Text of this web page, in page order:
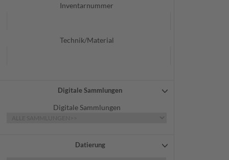
Inventarnummer
Technik/Material
Digitale Sammlungen
Digitale Sammlungen
Datierung